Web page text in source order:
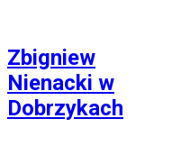
Zbigniew
Nienacki w
Dobrzykach